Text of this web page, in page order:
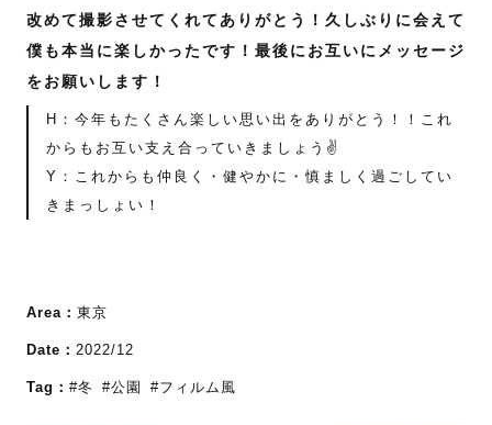
改めて撮影させてくれてありがとう！久しぶりに会えて
僕も本当に楽しかったです！最後にお互いにメッセージ
をお願いします！
H：今年もたくさん楽しい思い出をありがとう！！これ
からもお互い支え合っていきましょう✌️
Y：これからも仲良く・健やかに・慎ましく過ごしてい
きまっしょい！
Area： 東京
Date： 2022/12
Tag： #冬 #公園 #フィルム風